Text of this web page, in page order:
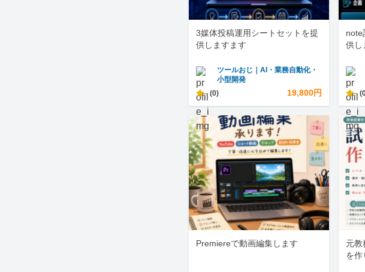
3媒体投稿運用シートセットを提
供しますます
ツールおじ｜AI・業務自動化・
小型開発
- (0) 19,800円
note
供し
-
Premiereで動画編集します
元教
を作